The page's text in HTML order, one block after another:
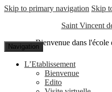
Skip to primary navigation Skip
Saint Vincent
Bienvenue dans l'école
Navigation
L’Etablissement
Bienvenue
Edito